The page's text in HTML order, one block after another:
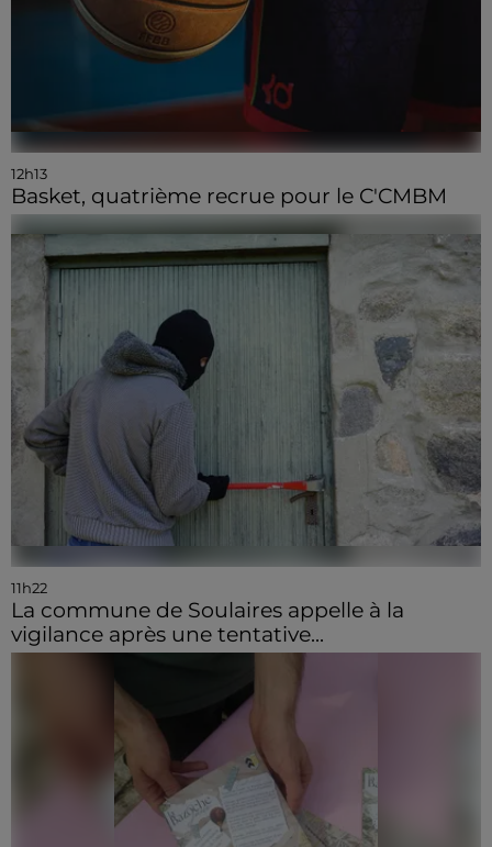
12h13
Basket, quatrième recrue pour le C'CMBM
11h22
La commune de Soulaires appelle à la
vigilance après une tentative...